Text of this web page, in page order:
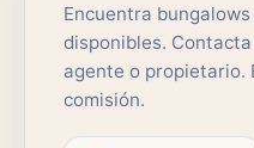
Encuentra
disponibles.
agente o propietario.
comisión.